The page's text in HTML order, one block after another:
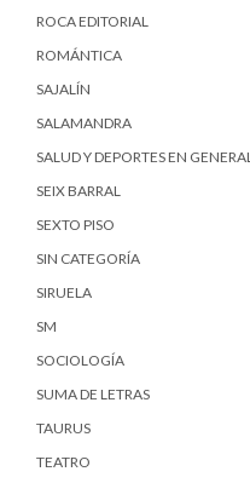
ROCA EDITORIAL
ROMÁNTICA
SAJALÍN
SALAMANDRA
SALUD Y DEPORTES EN GENERAL
SEIX BARRAL
SEXTO PISO
SIN CATEGORÍA
SIRUELA
SM
SOCIOLOGÍA
SUMA DE LETRAS
TAURUS
TEATRO